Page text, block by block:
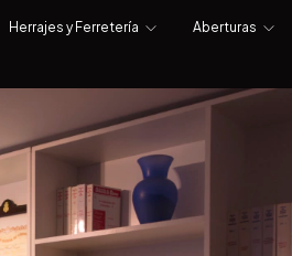
Herrajes y Ferretería
Aberturas